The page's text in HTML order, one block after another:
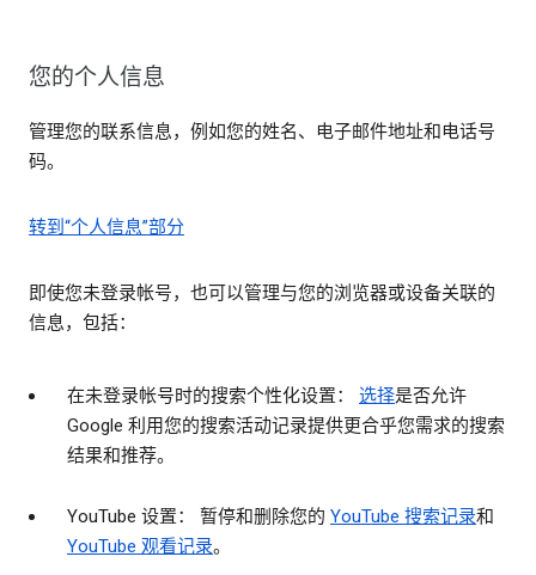
您的个人信息
管理您的联系信息，例如您的姓名、电子邮件地址和电话号
码。
转到“个人信息”部分
即使您未登录帐号，也可以管理与您的浏览器或设备关联的
信息，包括：
在未登录帐号时的搜索个性化设置： 选择是否允许
Google 利用您的搜索活动记录提供更合乎您需求的搜索
结果和推荐。
YouTube 设置： 暂停和删除您的 YouTube 搜索记录和
YouTube 观看记录。